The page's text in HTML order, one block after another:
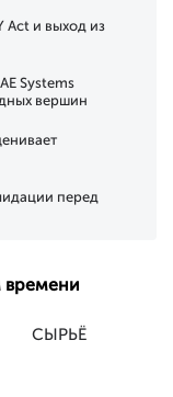
Act и выход из
Systems
вершин
перед
времени
СЫРЬЁ